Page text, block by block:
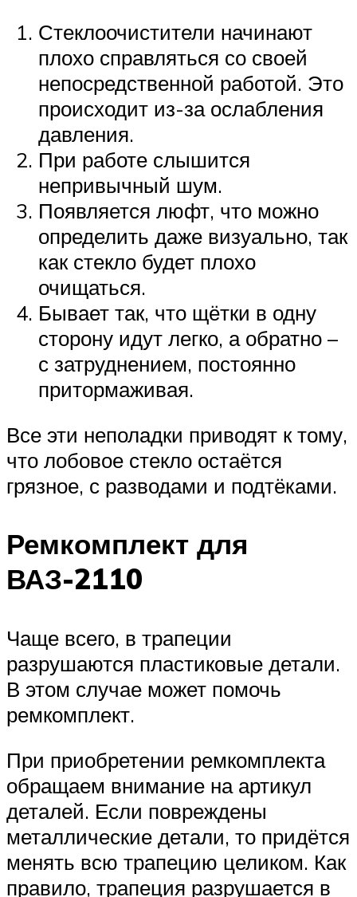
Стеклоочистители начинают
плохо справляться со своей
непосредственной работой. Это
происходит из-за ослабления
давления.
При работе слышится
непривычный шум.
Появляется люфт, что можно
определить даже визуально, так
как стекло будет плохо
очищаться.
Бывает так, что щётки в одну
сторону идут легко, а обратно –
с затруднением, постоянно
притормаживая.
Все эти неполадки приводят к тому,
что лобовое стекло остаётся
грязное, с разводами и подтёками.
Ремкомплект для
ВАЗ-2110
Чаще всего, в трапеции
разрушаются пластиковые детали.
В этом случае может помочь
ремкомплект.
При приобретении ремкомплекта
обращаем внимание на артикул
деталей. Если повреждены
металлические детали, то придётся
менять всю трапецию целиком. Как
правило, трапеция разрушается в